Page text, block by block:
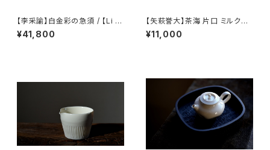
【李采諭】白金彩の急須 / 【Li C
aiyu】Platinum Decoration t
eapot
¥41,800
【矢萩誉大】茶海 片口 ミルクピ
ッチャー / 【Takahiro Yahagi】
Fair cup Katakuchi Milk pit
¥11,000